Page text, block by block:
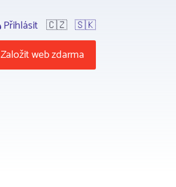
Přihlásit 🇨🇿 🇸🇰
Založit web zdarma